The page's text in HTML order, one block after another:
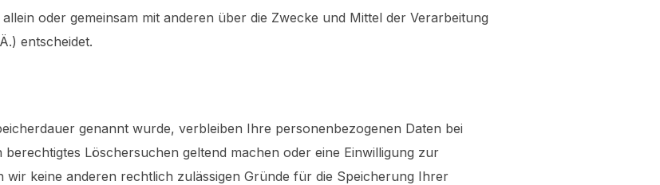
oder gemeinsam mit anderen über die Zwecke und Mittel der Verarbeitung
entscheidet.
genannt wurde, verbleiben Ihre personenbezogenen Daten bei
Löschersuchen geltend machen oder eine Einwilligung zur
keine anderen rechtlich zulässigen Gründe für die Speicherung Ihrer